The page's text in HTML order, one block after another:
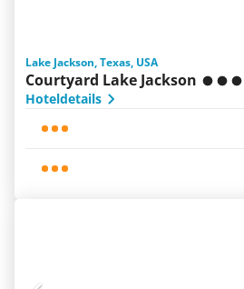
Lake Jackson, Texas, USA
Courtyard Lake Jackson
Hoteldetails